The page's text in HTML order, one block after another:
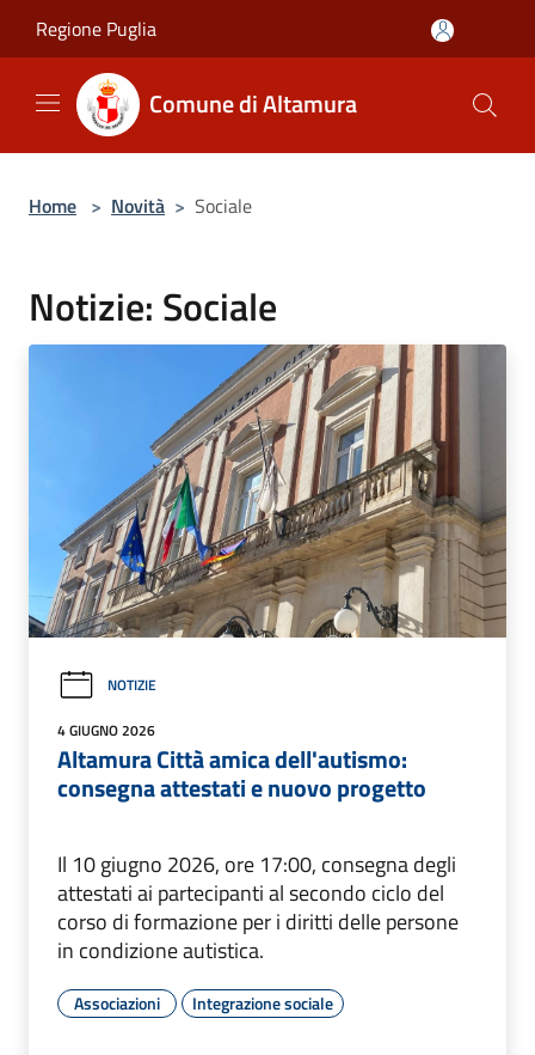
Regione Puglia
Comune di Altamura
Home > Novità > Sociale
Notizie: Sociale
NOTIZIE
4 GIUGNO 2026
Altamura Città amica dell'autismo:
consegna attestati e nuovo progetto
Il 10 giugno 2026, ore 17:00, consegna degli
attestati ai partecipanti al secondo ciclo del
corso di formazione per i diritti delle persone
in condizione autistica.
Associazioni Integrazione sociale